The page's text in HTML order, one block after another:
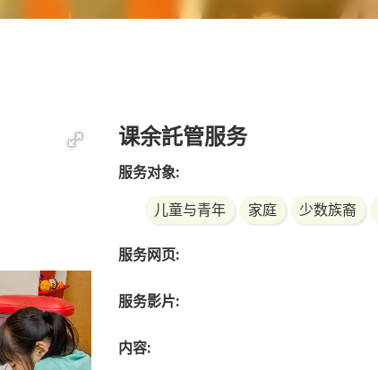
课余託管服务
服务对象:
儿童与青年
家庭 少数族裔
服务网页:
服务影片:
内容: